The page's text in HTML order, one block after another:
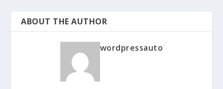
ABOUT THE AUTHOR
wordpressauto